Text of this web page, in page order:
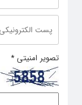
تصویر امنیتی *